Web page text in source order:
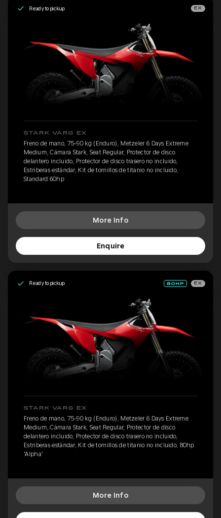
Ready to pickup EX
STARK VARG EX
Freno de mano, 75-90 kg (Enduro), Metzeler 6 Days Extreme
Medium, Cámara Stark, Seat Regular, Protector de disco
delantero incluido, Protector de disco trasero no incluido,
Estriberas estándar, Kit de tornillos de titanio no incluido,
Standard 60hp
More Info
Enquire
Ready to pickup EX
STARK VARG EX
Freno de mano, 75-90 kg (Enduro), Metzeler 6 Days Extreme
Medium, Cámara Stark, Seat Regular, Protector de disco
delantero incluido, Protector de disco trasero no incluido,
Estriberas estándar, Kit de tornillos de titanio no incluido, 80hp
'Alpha'
More Info